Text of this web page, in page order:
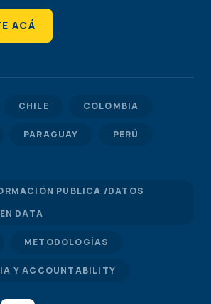
ACÁ
CHILE COLOMBIA
PARAGUAY PERÚ
PUBLICA /DATOS
DATA
METODOLOGÍAS
Y ACCOUNTABILITY